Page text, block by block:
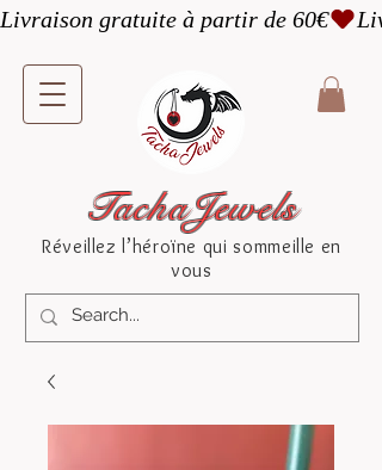
TachaJewels
Réveillez l’héroïne qui sommeille en
vous
Livraison gratuite à partir de 60€